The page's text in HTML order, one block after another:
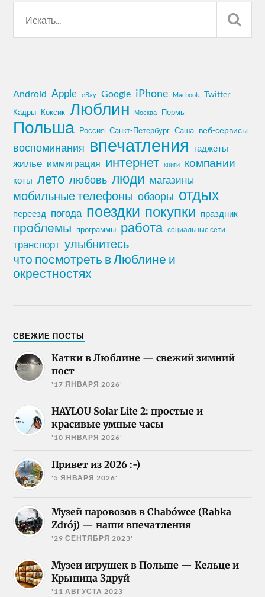
Android Apple eBay Google iPhone Macbook Twitter
Кадры Коксик Люблин Москва Пермь
Польша Россия Санкт-Петербург Саша веб-сервисы
воспоминания впечатления гаджеты
жилье иммиграция интернет книги компании
коты лето любовь люди магазины
мобильные телефоны обзоры отдых
переезд погода поездки покупки праздник
проблемы программы работа социальные сети
транспорт улыбнитесь
что посмотреть в Люблине и
окрестностях
СВЕЖИЕ ПОСТЫ
Катки в Люблине — свежий зимний
пост
'17 ЯНВАРЯ 2026'
HAYLOU Solar Lite 2: простые и
красивые умные часы
'10 ЯНВАРЯ 2026'
Привет из 2026 :-)
'5 ЯНВАРЯ 2026'
Музей паровозов в Chabówce (Rabka
Zdrój) — наши впечатления
'29 СЕНТЯБРЯ 2023'
Музеи игрушек в Польше — Кельце и
Крыница Здруй
'11 АВГУСТА 2023'